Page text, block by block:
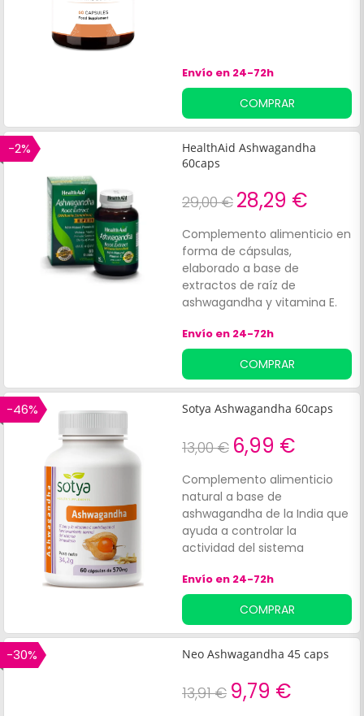
Envío en 24-72h
COMPRAR
-2%
HealthAid Ashwagandha
60caps
29,00 € 28,29 €
Complemento alimenticio en
forma de cápsulas,
elaborado a base de
extractos de raíz de
ashwagandha y vitamina E.
planta medicinal a la que se
le atribuyen varios beneficios,
entre los que cabe
destacar:Ayuda para manejar
el estrés.
Envío en 24-72h
COMPRAR
-46% Sotya Ashwagandha 60caps
13,00 € 6,99 €
Complemento alimenticio
natural a base de
ashwagandha de la India que
ayuda a controlar la
actividad del sistema
organismo y disminuye los
niveles de estrés y sensación
de debilidad.
Envío en 24-72h
COMPRAR
-30% Neo Ashwagandha 45 caps
13,91 € 9,79 €